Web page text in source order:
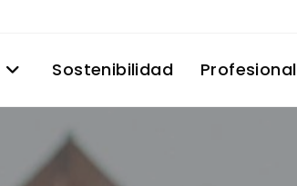
Sostenibilidad Profesional